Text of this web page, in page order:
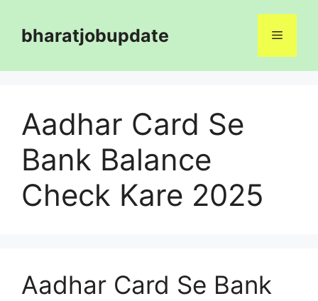
contentbharatjobupdate Menu
Aadhar Card Se
Bank Balance
Check Kare 2025
Aadhar Card Se Bank